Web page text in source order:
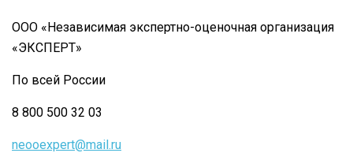
ООО «Независимая экспертно-оценочная организация
«ЭКСПЕРТ»
По всей России
8 800 500 32 03
neooexpert@mail.ru